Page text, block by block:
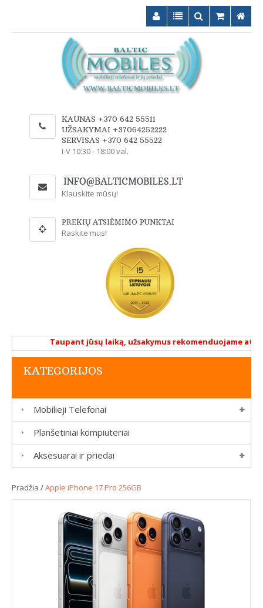
KAUNAS +370 642 55511
UŽSAKYMAI +37064252222
SERVISAS +370 642 55522
I-V 10:30 - 18:00 val.
Klauskite mūsų!
PREKIŲ ATSIĖMIMO PUNKTAI
Raskite mus!
Taupant jūsų laiką, užsakymus rekomenduojame
KATEGORIJOS
Mobilieji Telefonai
Planšetiniai kompiuteriai
Aksesuarai ir priedai
Pradžia /Apple iPhone 17 Pro 256GB